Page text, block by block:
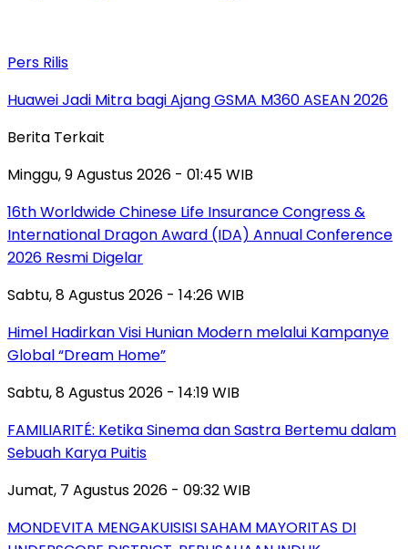
Pers Rilis
Huawei Jadi Mitra bagi Ajang GSMA M360 ASEAN 2026
Berita Terkait
Minggu, 9 Agustus 2026 - 01:45 WIB
16th Worldwide Chinese Life Insurance Congress &
International Dragon Award (IDA) Annual Conference
2026 Resmi Digelar
Sabtu, 8 Agustus 2026 - 14:26 WIB
Himel Hadirkan Visi Hunian Modern melalui Kampanye
Global “Dream Home”
Sabtu, 8 Agustus 2026 - 14:19 WIB
FAMILIARITÉ: Ketika Sinema dan Sastra Bertemu dalam
Sebuah Karya Puitis
Jumat, 7 Agustus 2026 - 09:32 WIB
MONDEVITA MENGAKUISISI SAHAM MAYORITAS DI